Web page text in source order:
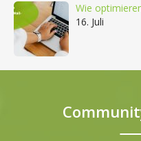
Wie
16. Juli